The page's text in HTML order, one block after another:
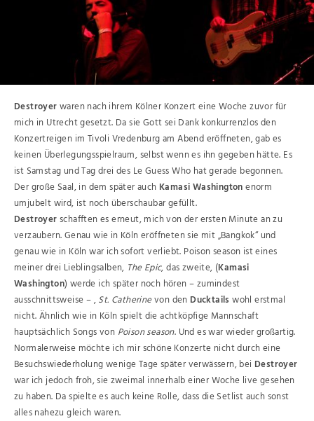
Destroyerwaren nach ihrem Kölner Konzert eine Woche zuvor für
mich in Utrecht gesetzt. Da sie Gott sei Dank konkurrenzlos den
Konzertreigen im Tivoli Vredenburg am Abend eröffneten, gab es
keinen Überlegungsspielraum, selbst wenn es ihn gegeben hätte. Es
ist Samstag und Tag drei des Le Guess Who hat gerade begonnen.
Der große Saal, in dem später auch Kamasi Washingtonenorm
umjubelt wird, ist noch überschaubar gefüllt.
Destroyerschafften es erneut, mich von der ersten Minute an zu
verzaubern. Genau wie in Köln eröffneten sie mit „Bangkok“ und
genau wie in Köln war ich sofort verliebt. Poison season ist eines
meiner drei Lieblingsalben, The Epic, das zweite, (Kamasi
Washington) werde ich später noch hören – zumindest
ausschnittsweise – ,St. Catherinevon den Ducktails wohl erstmal
nicht. Ähnlich wie in Köln spielt die achtköpfige Mannschaft
hauptsächlich Songs von Poison season. Und es war wieder großartig.
Normalerweise möchte ich mir schöne Konzerte nicht durch eine
Besuchswiederholung wenige Tage später verwässern, bei Destroyer
war ich jedoch froh, sie zweimal innerhalb einer Woche live gesehen
zu haben. Da spielte es auch keine Rolle, dass die Setlist auch sonst
alles nahezu gleich waren.